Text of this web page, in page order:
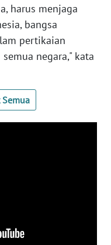
harus menjaga
bangsa
pertikaian
negara," kata